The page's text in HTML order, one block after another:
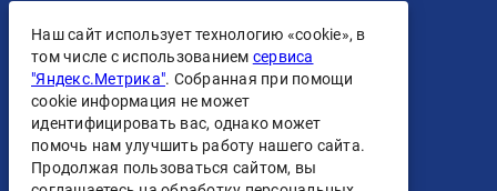
О компании
Контакты
Лицензии
Персональные данные
Скачать
Наш сайт использует технологию «cookie», в
том числе с использованием сервиса
"Яндекс.Метрика". Собранная при помощи
cookie информация не может
идентифицировать вас, однако может
помочь нам улучшить работу нашего сайта.
Продолжая пользоваться сайтом, вы